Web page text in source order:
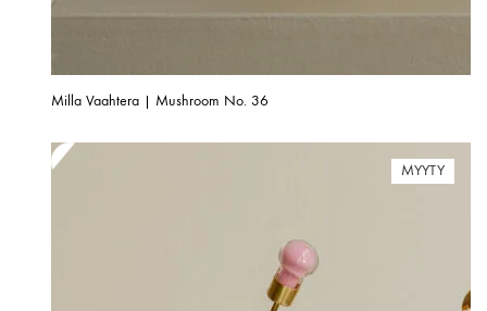
Milla Vaahtera | Mushroom No. 36
MYYTY